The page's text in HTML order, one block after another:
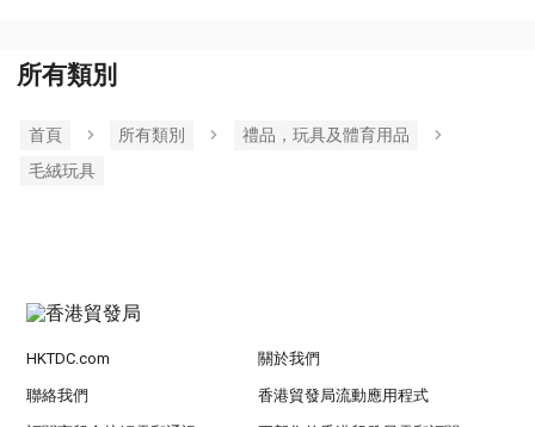
所有類別
首頁 所有類別
禮品，玩具及體育用品
毛絨玩具
HKTDC.com 關於我們
聯絡我們 香港貿發局流動應用程式